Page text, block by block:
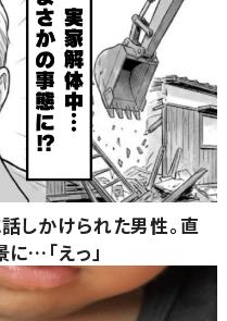
かけられた男性。直
…「えっ」